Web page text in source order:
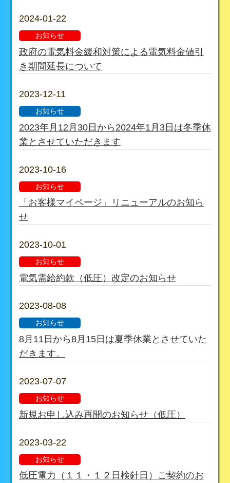
2024-01-22
お知らせ
政府の電気料金緩和対策による電気料金値引
き期間延長について
2023-12-11
お知らせ
2023年月12月30日から2024年1月3日は冬季休
業とさせていただきます
2023-10-16
お知らせ
「お客様マイページ」リニューアルのお知ら
せ
2023-10-01
お知らせ
電気需給約款（低圧）改定のお知らせ
2023-08-08
お知らせ
8月11日から8月15日は夏季休業とさせていた
だきます。
2023-07-07
お知らせ
新規お申し込み再開のお知らせ（低圧）
2023-03-22
お知らせ
低圧電力（１１・１２日検針日）ご契約のお